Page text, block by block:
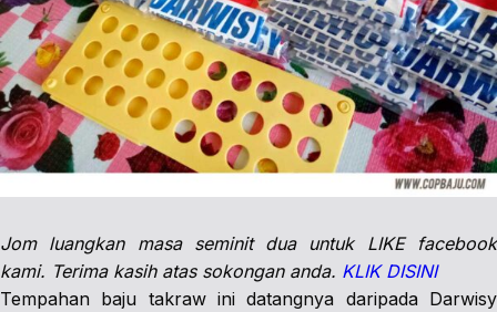
Jom luangkan masa seminit dua untuk LIKE facebook
kami. Terima kasih atas sokongan anda. KLIK DISINI
Tempahan baju takraw ini datangnya daripada Darwisy